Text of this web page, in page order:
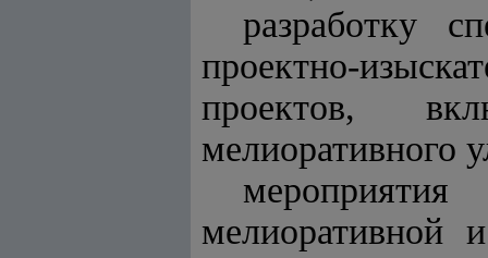
разработку
проектно-
проектов,
мелиоративного
мелиоративной